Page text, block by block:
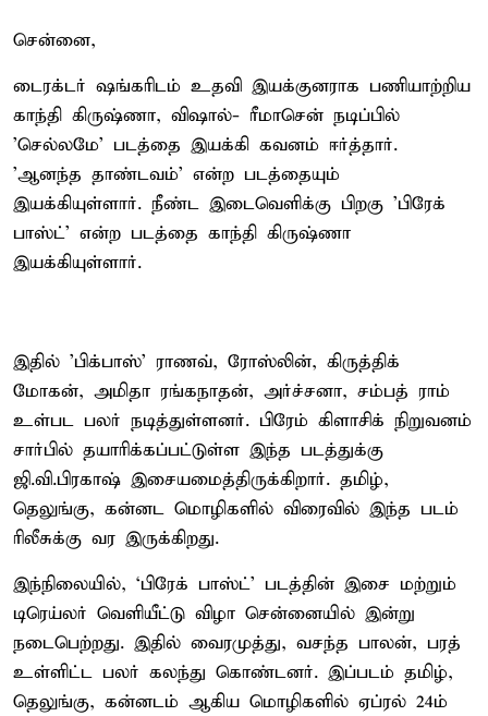
சென்னை,
டைரக்டர் ஷங்கரிடம் உதவி இயக்குனராக பணியாற்றிய
காந்தி கிருஷ்ணா, விஷால்- ரீமாசென் நடிப்பில்
'செல்லமே' படத்தை இயக்கி கவனம் ஈர்த்தார்.
'ஆனந்த தாண்டவம்' என்ற படத்தையும்
இயக்கியுள்ளார். நீண்ட இடைவெளிக்கு பிறகு 'பிரேக்
பாஸ்ட்' என்ற படத்தை காந்தி கிருஷ்ணா
இயக்கியுள்ளார்.
இதில் 'பிக்பாஸ்' ராணவ், ரோஸ்லின், கிருத்திக்
மோகன், அமிதா ரங்கநாதன், அர்ச்சனா, சம்பத் ராம்
உள்பட பலர் நடித்துள்ளனர். பிரேம் கிளாசிக் நிறுவனம்
சார்பில் தயாரிக்கப்பட்டுள்ள இந்த படத்துக்கு
ஜி.வி.பிரகாஷ் இசையமைத்திருக்கிறார். தமிழ்,
தெலுங்கு, கன்னட மொழிகளில் விரைவில் இந்த படம்
ரிலீசுக்கு வர இருக்கிறது.
இந்நிலையில், ‘பிரேக் பாஸ்ட்’ படத்தின் இசை மற்றும்
டிரெய்லர் வெளியீட்டு விழா சென்னையில் இன்று
நடைபெற்றது. இதில் வைரமுத்து, வசந்த பாலன், பரத்
உள்ளிட்ட பலர் கலந்து கொண்டனர். இப்படம் தமிழ்,
தெலுங்கு, கன்னடம் ஆகிய மொழிகளில் ஏப்ரல் 24ம்